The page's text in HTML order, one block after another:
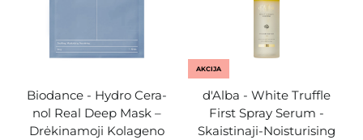
Biodance - Hydro Cera-
nol Real Deep Mask –
Drėkinamoji Kolageno
AKCIJA
d'Alba - White Truffle
First Spray Serum -
Skaistinaji-Noisturising